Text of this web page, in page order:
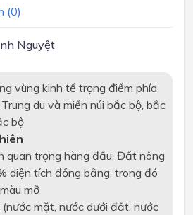
(0)
Nguyệt
vùng kinh tế trọng điểm phía
du và miền núi bắc bộ, bắc
bộ
quan trọng hàng đầu. Đất nông
diện tích đồng bằng, trong đó
mỡ
mặt, nước dưới đất, nước